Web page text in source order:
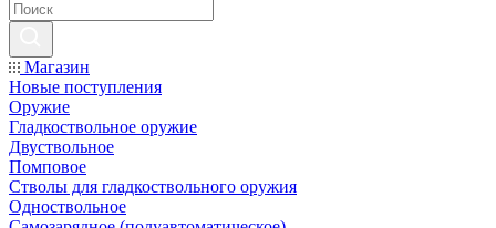
Магазин
Новые поступления
Оружие
Гладкоствольное оружие
Двуствольное
Помповое
Стволы для гладкоствольного оружия
Одноствольное